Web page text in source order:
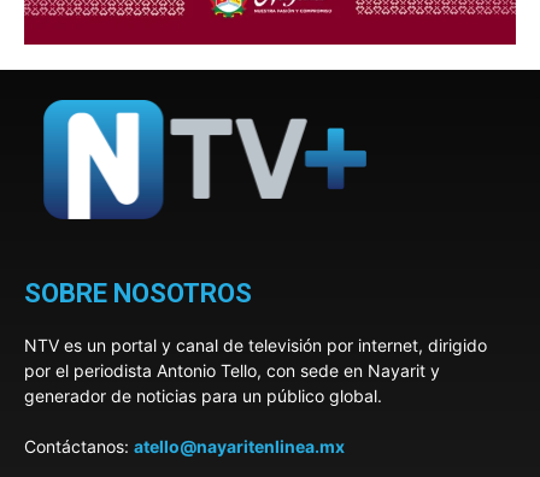
SOBRE NOSOTROS
NTV es un portal y canal de televisión por internet, dirigido
por el periodista Antonio Tello, con sede en Nayarit y
generador de noticias para un público global.
Contáctanos: atello@nayaritenlinea.mx